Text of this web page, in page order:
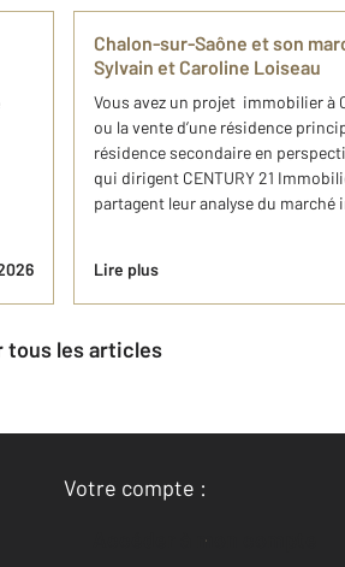
Chalon-sur-Saône et son
Sylvain et Caroline Loiseau
Vous avez un projet immobilier à
ou la vente d’une résidence
résidence secondaire en
qui dirigent CENTURY 21
partagent leur analyse du
Lire plus
tous les articles
Votre compte :
Accéder à mon compte